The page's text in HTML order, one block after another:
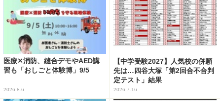
医療✕消防、縫合デモやAED講
習も「おしごと体験博」9/5
2026.8.6
【中学受験2027】人気校の併願
先は…四谷大塚「第2回合不合判
定テスト」結果
2026.7.16